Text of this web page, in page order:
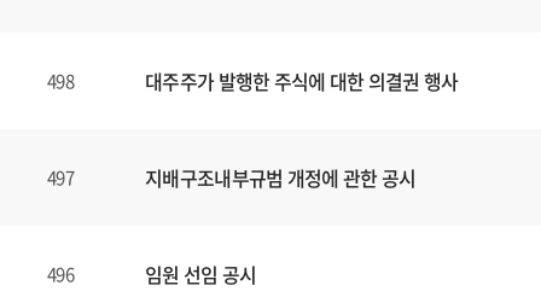
498 대주주가 발행한 주식에 대한 의결권 행사
497 지배구조내부규범 개정에 관한 공시
496 임원 선임 공시